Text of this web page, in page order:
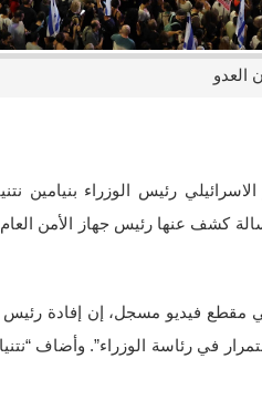
العدو
رئيس الوزراء بنيامين
كشف عنها رئيس جهاز الأمن العام
مقطع فيديو مسجل، إن إفادة رئيس
في رئاسة الوزراء”. وأضاف